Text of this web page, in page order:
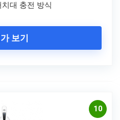
대 충전 방식
보기
10